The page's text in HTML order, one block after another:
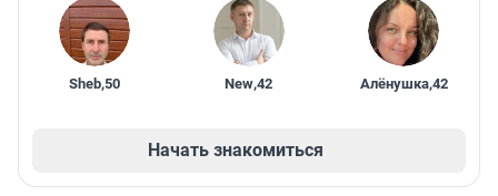
Sheb,50 New,42 Алёнушка,42
Начать знакомиться